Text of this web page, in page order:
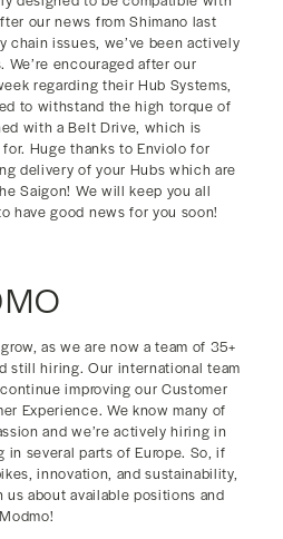
our news from Shimano last
chain issues, we’ve been actively
encouraged after our
regarding their Hub Systems,
to withstand the high torque of
with a Belt Drive, which is
Huge thanks to Enviolo for
delivery of your Hubs which are
Saigon! We will keep you all
have good news for you soon!
as we are now a team of 35+
still hiring. Our international team
improving our Customer
Experience. We know many of
and we’re actively hiring in
several parts of Europe. So, if
innovation, and sustainability,
about available positions and